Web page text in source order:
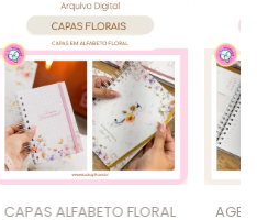
CAPAS ALFABETO FLORAL